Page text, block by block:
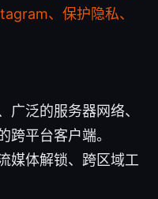
、保护隐私、
广泛的服务器网络、
跨平台客户端。
媒体解锁、跨区域工